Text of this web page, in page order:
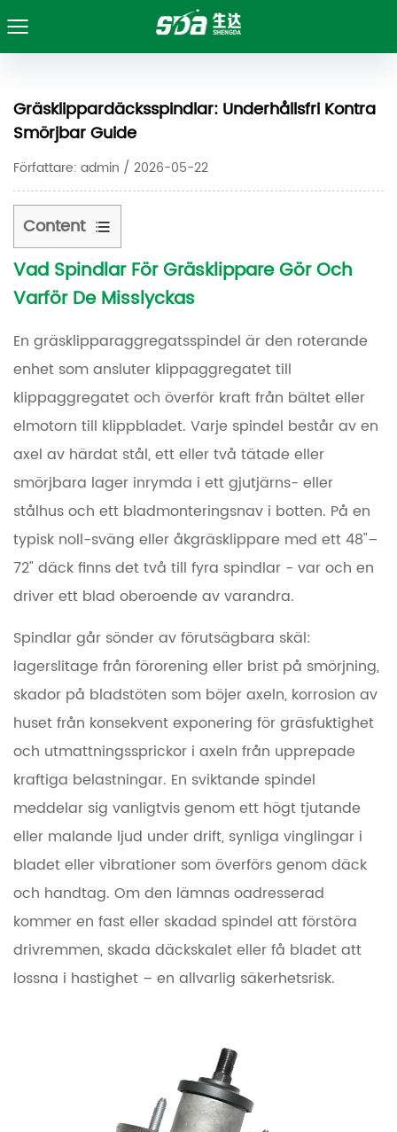
Gräsklippardäcksspindlar: Underhållsfri Kontra
Smörjbar Guide
Författare: admin / 2026-05-22
Content
1
Vad
för
gräsklippare
Gör
och
varför
de
misslyckas
2
Smörjbara
underhållsfria
spindlar:
kärnskillnaden
3
Peer-
underhåll
gratis
spindlar:
som
skiljer
dem
åt
4
Vad Spindlar För GräsklippareGör Och
Varför De Misslyckas
En gräsklipparaggregatsspindel är den roterande
enhet som ansluter klippaggregatet till
klippaggregatet och överför kraft från bältet eller
elmotorn till klippbladet. Varje spindel består av en
axel av härdat stål, ett eller två tätade eller
smörjbara lager inrymda i ett gjutjärns- eller
stålhus och ett bladmonteringsnav i botten. På en
typisk noll-sväng eller åkgräsklippare med ett 48"–
72" däck finns det två till fyra spindlar - var och en
driver ett blad oberoende av varandra.
Spindlar går sönder av förutsägbara skäl:
lagerslitage från förorening eller brist på smörjning,
skador på bladstöten som böjer axeln, korrosion av
huset från konsekvent exponering för gräsfuktighet
och utmattningssprickor i axeln från upprepade
kraftiga belastningar. En sviktande spindel
meddelar sig vanligtvis genom ett högt tjutande
eller malande ljud under drift, synliga vinglingar i
bladet eller vibrationer som överförs genom däck
och handtag. Om den lämnas oadresserad
kommer en fast eller skadad spindel att förstöra
drivremmen, skada däckskalet eller få bladet att
lossna i hastighet – en allvarlig säkerhetsrisk.